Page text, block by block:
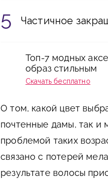
Частичное
Топ-7 модных
образ стильным
Скачать бесплатно
О том, какой цвет
почтенные дамы, так
проблемой таких
связано с потерей
результате волосы